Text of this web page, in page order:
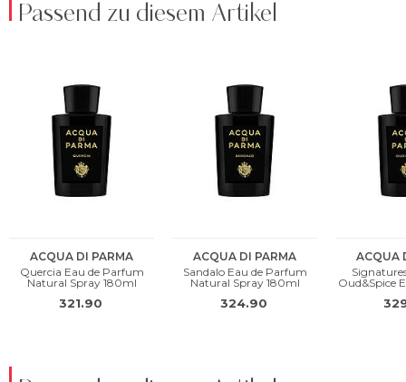
Passend zu diesem Artikel